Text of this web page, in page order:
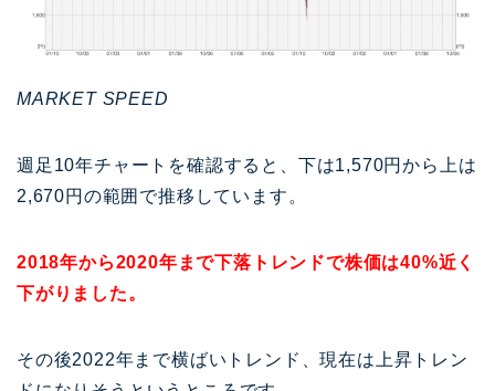
MARKET SPEED
週足10年チャートを確認すると、下は1,570円から上は
2,670円の範囲で推移しています。
2018年から2020年まで下落トレンドで株価は40%近く
下がりました。
その後2022年まで横ばいトレンド、現在は上昇トレン